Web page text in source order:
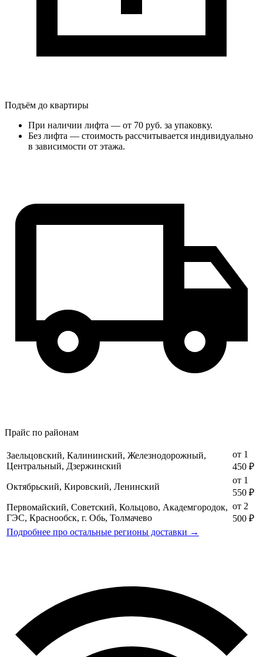
Подъём до квартиры
При наличии лифта — от 70 руб. за упаковку.
Без лифта — стоимость рассчитывается индивидуально
в зависимости от этажа.
Прайс по районам
Заельцовский, Калининский, Железнодорожный,
Центральный, Дзержинский
от 1
450 ₽
Октябрьский, Кировский, Ленинский
от 1
550 ₽
Первомайский, Советский, Кольцово, Академгородок,
ГЭС, Краснообск, г. Обь, Толмачево
от 2
500 ₽
Подробнее про остальные регионы доставки →